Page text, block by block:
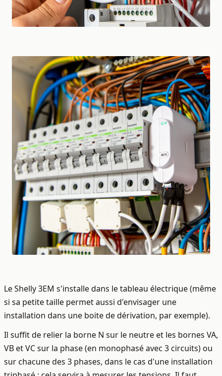
Le Shelly 3EM s'installe dans le tableau électrique (même
si sa petite taille permet aussi d'envisager une
installation dans une boite de dérivation, par exemple).
Il suffit de relier la borne N sur le neutre et les bornes VA,
VB et VC sur la phase (en monophasé avec 3 circuits) ou
sur chacune des 3 phases, dans le cas d'une installation